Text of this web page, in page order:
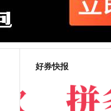
好券快报